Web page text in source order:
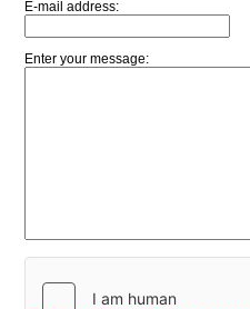
E-mail address:
Enter your message: